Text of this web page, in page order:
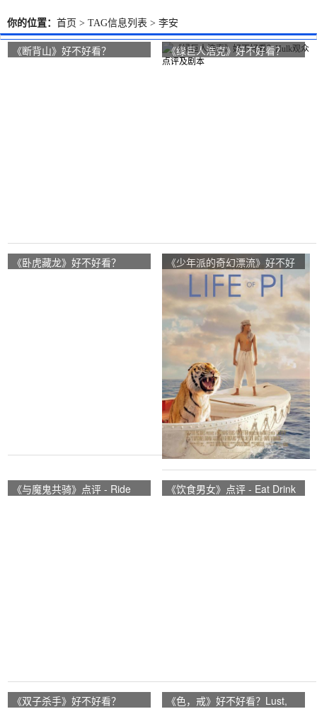
你的位置： 首页 > TAG信息列表 > 李安
《断背山》好不好看？
《绿巨人浩克》好不好看？
Hulk观众点评及剧本
《卧虎藏龙》好不好看？
《少年派的奇幻漂流》好不好
看？Life of Pi观众点评及剧本
《与魔鬼共骑》点评 - Ride
《饮食男女》点评 - Eat Drink
《双子杀手》好不好看？
《色，戒》好不好看？Lust,